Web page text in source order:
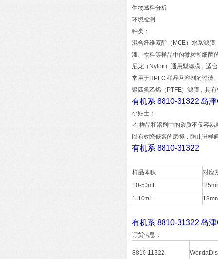
生物燃料分析
环境检测
种类：
混合纤维素酯（MCE）水系滤膜
液、饮料等样品中的微粒和细菌
尼龙（Nylon）通用型滤膜，适
常用于HPLC 样品及溶剂的过滤
聚四氟乙烯（PTFE）滤膜，
有机系 8810-31322 岛
小贴士：
在样品和溶剂中的杂质不仅容易
以有效降低泵的磨损，防止进
有机系 8810-31322
样品体积
对应
10-50mL
1-10mL
有机系 8810-31322 岛
订货信息：
8810-11322